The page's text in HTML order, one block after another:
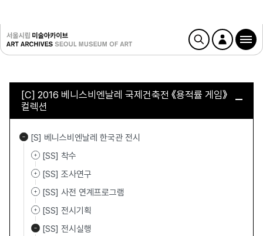
[C] 2016 베니스비엔날레 국제건축전 《용적률 게임》
컬렉션
[S] 베니스비엔날레 한국관 전시
[SS] 착수
[SS] 조사연구
[SS] 사전 연계프로그램
[SS] 전시기획
[SS] 전시실행